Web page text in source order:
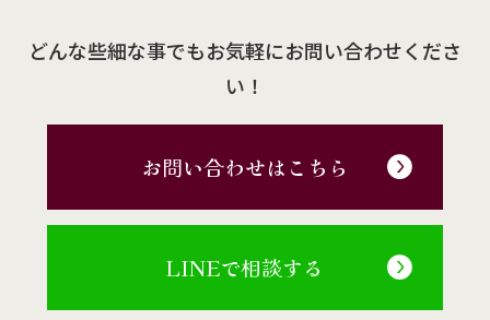
どんな些細な事でもお気軽にお問い合わせくださ
い！
お問い合わせはこちら
LINEで相談する